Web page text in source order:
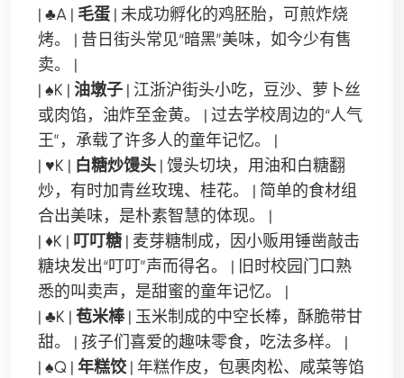
| ♣A | 毛蛋| 未成功孵化的鸡胚胎，可煎炸烧
烤。 | 昔日街头常见“暗黑”美味，如今少有售
卖。 |
| ♠K | 油墩子 | 江浙沪街头小吃，豆沙、萝卜丝
或肉馅，油炸至金黄。 | 过去学校周边的“人气
王”，承载了许多人的童年记忆。 |
| ♥K | 白糖炒馒头 | 馒头切块，用油和白糖翻
炒，有时加青丝玫瑰、桂花。 | 简单的食材组
合出美味，是朴素智慧的体现。 |
| ♦K | 叮叮糖 | 麦芽糖制成，因小贩用锤凿敲击
糖块发出“叮叮”声而得名。 | 旧时校园门口熟
悉的叫卖声，是甜蜜的童年记忆。 |
| ♣K | 苞米棒| 玉米制成的中空长棒，酥脆带甘
甜。 | 孩子们喜爱的趣味零食，吃法多样。 |
| ♠Q | 年糕饺| 年糕作皮，包裹肉松、咸菜等馅